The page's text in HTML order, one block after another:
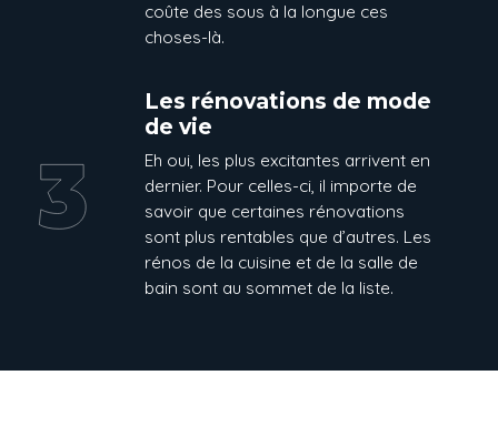
coûte des sous à la longue ces
choses-là.
Les rénovations de mode
de vie
Eh oui, les plus excitantes arrivent en
dernier. Pour celles-ci, il importe de
savoir que certaines rénovations
sont plus rentables que d’autres. Les
rénos de la cuisine et de la salle de
bain sont au sommet de la liste.